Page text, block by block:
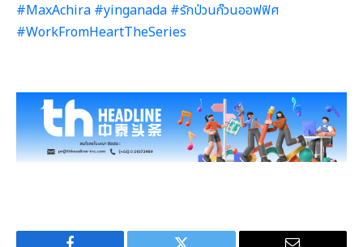
#MaxAchira #yinganada #รักป่วนก๊วนออฟฟิศ
#WorkFromHeartTheSeries